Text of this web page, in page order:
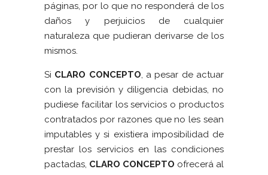
páginas, por lo que no responderá de los
daños y perjuicios de cualquier
naturaleza que pudieran derivarse de los
mismos.
Si CLARO CONCEPTO, a pesar de actuar
con la previsión y diligencia debidas, no
pudiese facilitar los servicios o productos
contratados por razones que no les sean
imputables y si existiera imposibilidad de
prestar los servicios en las condiciones
pactadas, CLARO CONCEPTO ofrecerá al